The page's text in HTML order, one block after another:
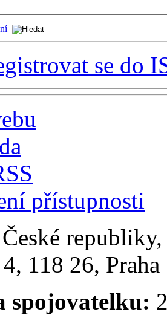
se do
přístupnosti
118 26,
spojovatelku: